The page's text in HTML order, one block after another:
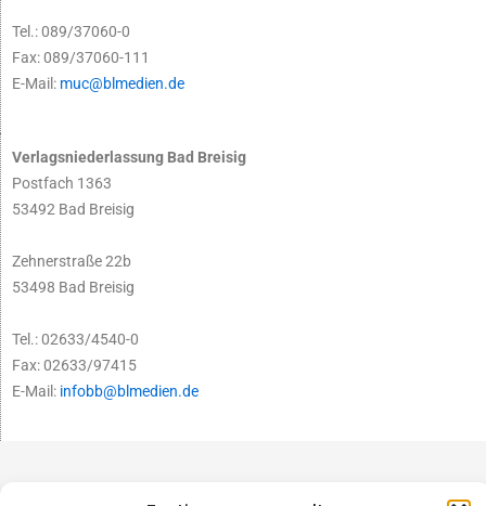
Tel.: 089/37060-0
Fax: 089/37060-111
E-Mail: muc@blmedien.de
Verlagsniederlassung Bad Breisig
Postfach 1363
53492 Bad Breisig
Zehnerstraße 22b
53498 Bad Breisig
Tel.: 02633/4540-0
Fax: 02633/97415
E-Mail: infobb@blmedien.de